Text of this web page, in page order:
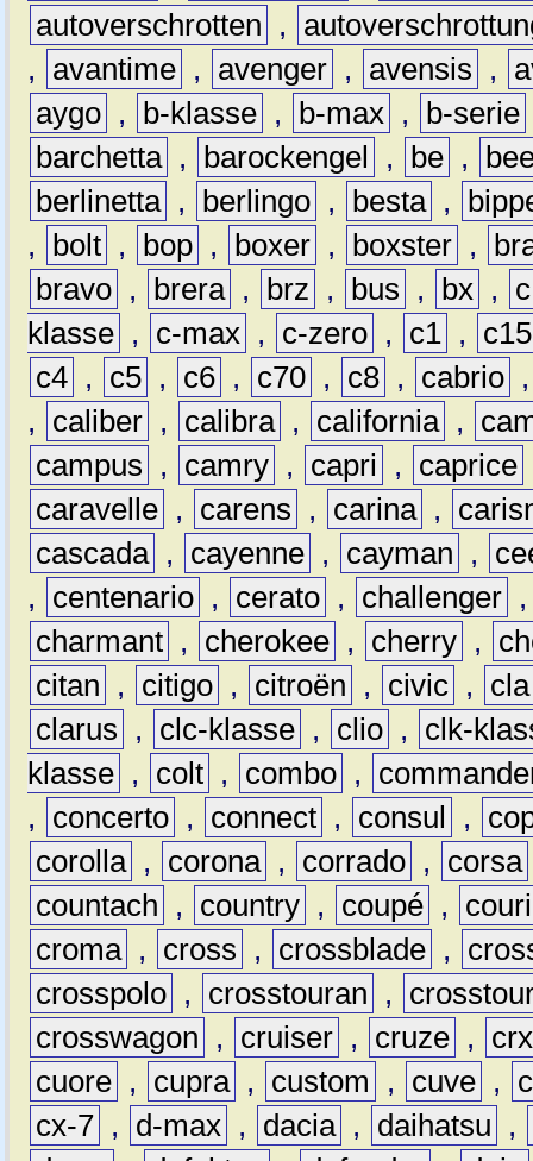
autoverschrotten
,
,
avantime , avenger , avensis ,
aygo , b-klasse , b-max , b-serie
barchetta , barockengel , be ,
berlinetta , berlingo , besta ,
,
bolt , bop , boxer , boxster ,
bravo , brera , brz , bus , bx ,
c
klasse , c-max , c-zero , c1 ,
c15
c4 , c5 , c6 , c70 , c8 , cabrio
,
caliber , calibra , california ,
campus
, camry , capri , caprice
caravelle , carens , carina ,
cascada , cayenne , cayman ,
,
centenario , cerato , challenger
charmant , cherokee , cherry ,
citan
, citigo , citroën , civic ,
cla
clarus
, clc-klasse , clio ,
clk-
klasse , colt , combo ,
,
concerto , connect , consul ,
corolla , corona , corrado , corsa
countach
, country , coupé ,
croma , cross , crossblade ,
crosspolo , crosstouran ,
crosswagon
, cruiser , cruze ,
crx
cuore , cupra , custom , cuve ,
cx-7 , d-max , dacia , daihatsu
,